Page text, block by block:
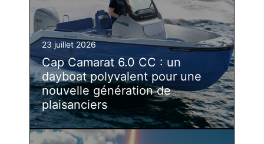
23 juillet 2026
Cap Camarat 6.0 CC : un
dayboat polyvalent pour une
nouvelle génération de
plaisanciers